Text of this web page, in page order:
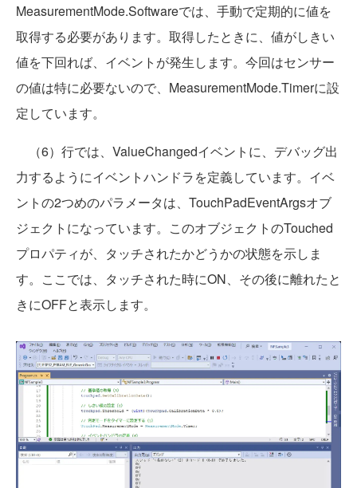
MeasurementMode.Softwareでは、手動で定期的に値を
取得する必要があります。取得したときに、値がしきい
値を下回れば、イベントが発生します。今回はセンサー
の値は特に必要ないので、MeasurementMode.Timerに設
定しています。
（6）行では、ValueChangedイベントに、デバッグ出
力するようにイベントハンドラを定義しています。イベ
ントの2つめのパラメータは、TouchPadEventArgsオブ
ジェクトになっています。このオブジェクトのTouched
プロパティが、タッチされたかどうかの状態を示しま
す。ここでは、タッチされた時にON、その後に離れたと
きにOFFと表示します。